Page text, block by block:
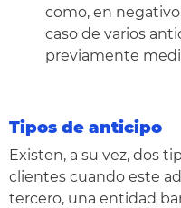
como, en
caso de varios
previamente
Tipos de anticipo
Existen, a su vez, dos
clientes cuando este
tercero, una entidad